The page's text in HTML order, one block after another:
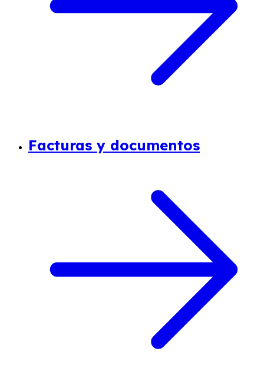
Facturas y documentos